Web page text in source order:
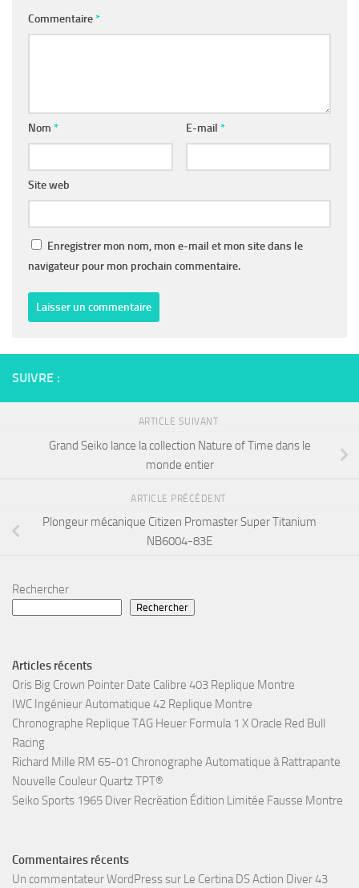
Commentaire*
Nom * E-mail *
Site web
Enregistrer mon nom, mon e-mail et mon site dans le
navigateur pour mon prochain commentaire.
SUIVRE :
ARTICLE SUIVANT
Grand Seiko lance la collection Nature of Time dans le
monde entier
ARTICLE PRÉCÉDENT
Plongeur mécanique Citizen Promaster Super Titanium
NB6004-83E
Rechercher
Rechercher
Articles récents
Oris Big Crown Pointer Date Calibre 403 Replique Montre
IWC Ingénieur Automatique 42 Replique Montre
Chronographe Replique TAG Heuer Formula 1 X Oracle Red Bull
Racing
Richard Mille RM 65-01 Chronographe Automatique à Rattrapante
Nouvelle Couleur Quartz TPT®
Seiko Sports 1965 Diver Recréation Édition Limitée Fausse Montre
Commentaires récents
Un commentateur WordPresssur Le Certina DS Action Diver 43